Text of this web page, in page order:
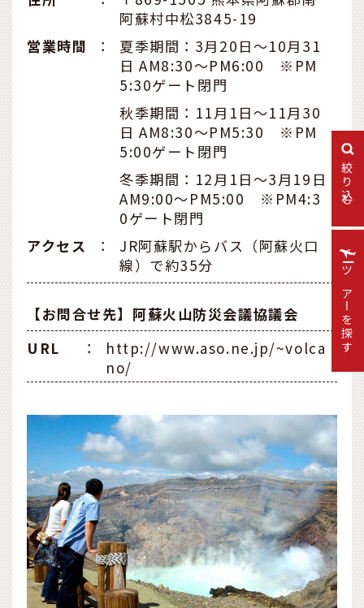
絞り込む
阿蘇村中松3845-19
営業時間
：
夏季期間：3月20日～10月31
日 AM8:30～PM6:00 ※PM
5:30ゲート閉門
秋季期間：11月1日～11月30
日 AM8:30～PM5:30 ※PM
5:00ゲート閉門
冬季期間：12月1日～3月19日
AM9:00～PM5:00 ※PM4:3
0ゲート閉門
アクセス
：
JR阿蘇駅からバス（阿蘇火口
線）で約35分
【お問合せ先】阿蘇火山防災会議協議会
URL
：
http://www.aso.ne.jp/~volca
no/
ツアーを探す